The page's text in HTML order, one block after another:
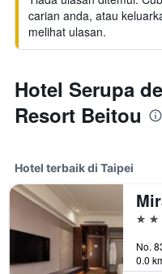
carian anda, atau
melihat ulasan.
Hotel Serupa
Resort Beitou
Hotel terbaik di Taipei
5
0.0